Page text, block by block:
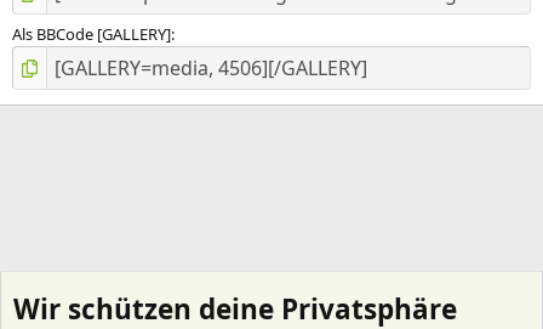
Als BBCode [GALLERY]
Wir schützen deine Privatsphäre